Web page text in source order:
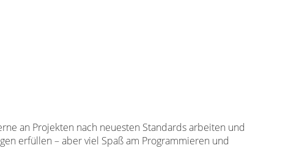
an Projekten nach neuesten Standards arbeiten und
erfüllen – aber viel Spaß am Programmieren und